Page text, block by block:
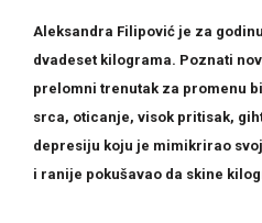
Aleksandra Filipović je za
dvadeset kilograma. Poznati
prelomni trenutak za promenu
srca, oticanje, visok pritisak,
depresiju koju je mimikrirao
i ranije pokušavao da skine